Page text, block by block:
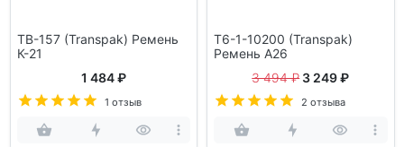
TB-157 (Transpak) Ремень
К-21
1 484 ₽
1 отзыв
T6-1-10200 (Transpak)
Ремень A26
3 494 ₽ 3 249 ₽
2 отзыва